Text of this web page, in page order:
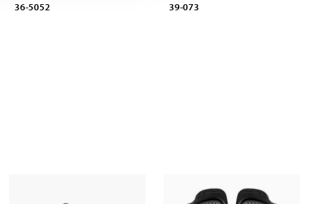
36-5052 39-073